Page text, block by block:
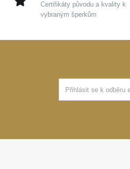
Certifikáty původu a kvality k
vybraným šperkům